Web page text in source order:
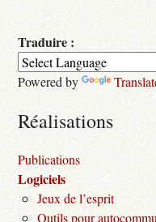
Traduire :
Powered by
Réalisations
Publications
Logiciels
Jeux de l’esprit
Outils pour